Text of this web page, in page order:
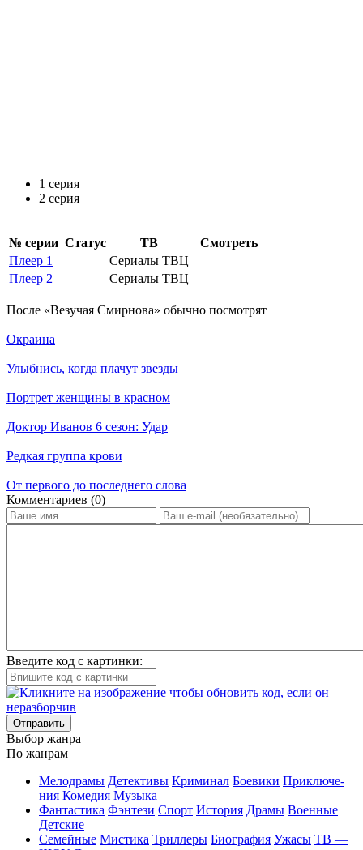
1 серия
2 серия
№ се­рии Ста­тус ТВ
Смот­реть
Плеер 1
Сериалы ТВЦ
Плеер 2
Сериалы ТВЦ
По­сле «Везучая Смирнова» обыч­но по­смот­рят
Окраина
Улыбнись, когда плачут звезды
Портрет женщины в красном
Доктор Иванов 6 сезон: Удар
Редкая группа крови
От первого до последнего слова
Ком­мен­та­ри­ев (0)
Введите код с картинки:
Отправить
Вы­бор жан­ра
По жан­рам
Ме­ло­дра­мы Де­тек­ти­вы Кри­ми­нал Бое­ви­ки При­клю­че­
ния Ко­ме­дия Му­зы­ка
Фан­та­сти­ка Фэн­те­зи Спорт Ис­то­рия Дра­мы Во­ен­ные
Дет­ские
Се­мей­ные Мис­ти­ка Трил­ле­ры Био­гра­фия Ужа­сы ТВ —